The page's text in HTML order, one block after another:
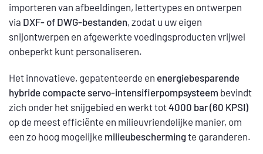
importeren van afbeeldingen, lettertypes en ontwerpen
via DXF- of DWG-bestanden, zodat u uw eigen
snijontwerpen en afgewerkte voedingsproducten vrijwel
onbeperkt kunt personaliseren.
Het innovatieve, gepatenteerde en energiebesparende
hybride compacte servo-intensifierpompsysteem bevindt
zich onder het snijgebied en werkt tot4000 bar (60 KPSI)
op de meest efficiënte en milieuvriendelijke manier, om
een zo hoog mogelijke milieubeschermingte garanderen.